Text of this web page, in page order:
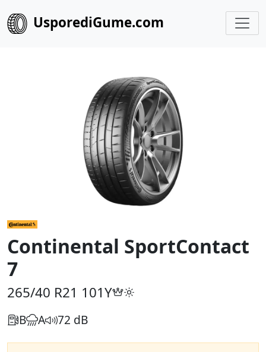
UsporediGume.com
Continental SportContact
7
265/40 R21 101Y
B A 72 dB